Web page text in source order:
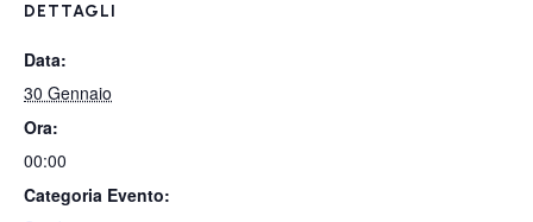
DETTAGLI
Data:
30 Gennaio
Ora:
00:00
Categoria Evento: